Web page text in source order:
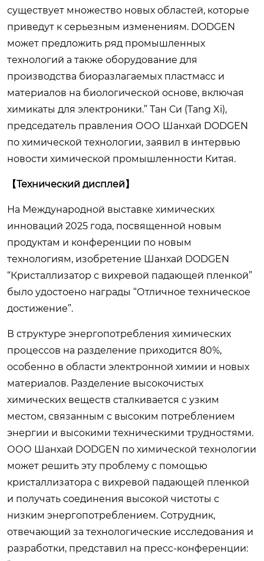
существует множество новых областей, которые
приведут к серьезным изменениям. DODGEN
может предложить ряд промышленных
технологий а также оборудование для
производства биоразлагаемых пластмасс и
материалов на биологической основе, включая
химикаты для электроники.” Тан Си (Tang Xi),
председатель правления ООО Шанхай DODGEN
по химической технологии, заявил в интервью
новости химической промышленности Китая.
【Технический дисплей】
На Международной выставке химических
инноваций 2025 года, посвященной новым
продуктам и конференции по новым
технологиям, изобретение Шанхай DODGEN
“Кристаллизатор с вихревой падающей пленкой”
было удостоено награды “Отличное техническое
достижение”.
В структуре энергопотребления химических
процессов на разделение приходится 80%,
особенно в области электронной химии и новых
материалов. Разделение высокочистых
химических веществ сталкивается с узким
местом, связанным с высоким потреблением
энергии и высокими техническими трудностями.
ООО Шанхай DODGEN по химической технологии
может решить эту проблему с помощью
кристаллизатора с вихревой падающей пленкой
и получать соединения высокой чистоты с
низким энергопотреблением. Сотрудник,
отвечающий за технологические исследования и
разработки, представил на пресс-конференции: